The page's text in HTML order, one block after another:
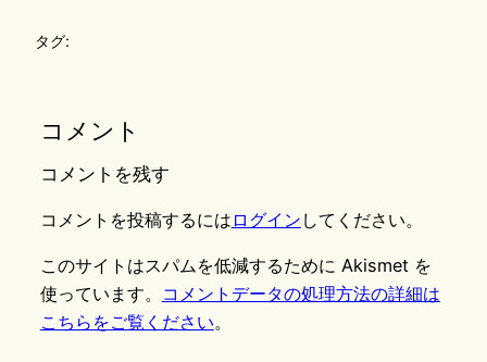
タグ:
コメント
コメントを残す
コメントを投稿するには ログイン してください。
このサイトはスパムを低減するために Akismet を
使っています。
コメントデータの処理方法の詳細は
こちらをご覧ください。